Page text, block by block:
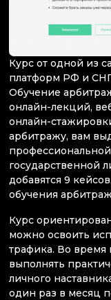
Курс от одной из
платформ РФ и
Обучение
онлайн-лекций,
онлайн-
арбитражу, вам
государственной
добавятся 9
обучения
Курс
можно освоить
трафика. Во время
выполнять
личного
один раз в месяц